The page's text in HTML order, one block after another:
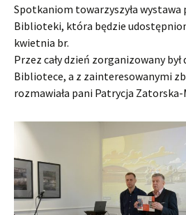
Spotkaniom towarzyszyła wystawa
Biblioteki, która będzie
kwietnia br.
Przez cały dzień zorganizowany
Bibliotece, a z zainteresowanymi
rozmawiała pani Patrycja Zatorska-